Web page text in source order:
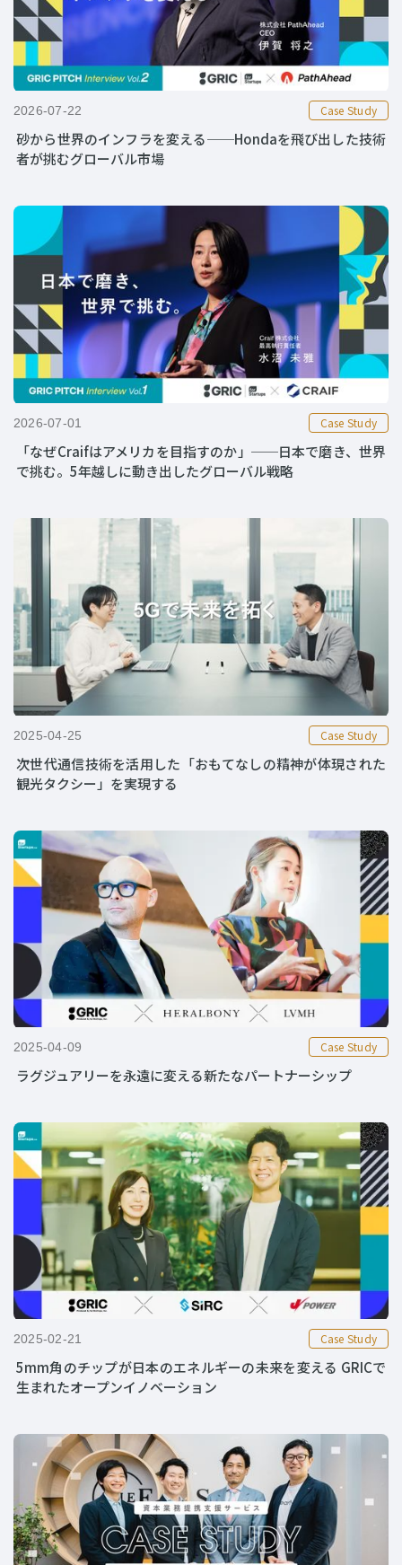
2026-07-22 Case Study
砂から世界のインフラを変える──Hondaを飛び出した技術
者が挑むグローバル市場
2026-07-01 Case Study
「なぜCraifはアメリカを目指すのか」──日本で磨き、世界
で挑む。5年越しに動き出したグローバル戦略
2025-04-25 Case Study
次世代通信技術を活用した「おもてなしの精神が体現された
観光タクシー」を実現する
2025-04-09 Case Study
ラグジュアリーを永遠に変える新たなパートナーシップ
2025-02-21 Case Study
5mm角のチップが日本のエネルギーの未来を変える GRICで
生まれたオープンイノベーション